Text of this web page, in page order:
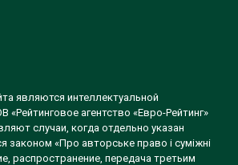
являются интеллектуальной
«Рейтинговое агентство «Евро-Рейтинг»
случаи, когда отдельно указан
законом «Про авторське право і суміжні
распространение, передача третьим